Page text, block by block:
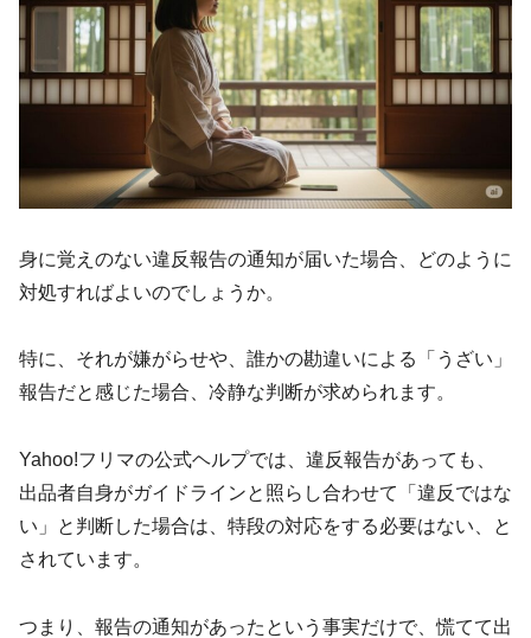
身に覚えのない違反報告の通知が届いた場合、どのように
対処すればよいのでしょうか。
特に、それが嫌がらせや、誰かの勘違いによる「うざい」
報告だと感じた場合、冷静な判断が求められます。
Yahoo!フリマの公式ヘルプでは、違反報告があっても、
出品者自身がガイドラインと照らし合わせて「違反ではな
い」と判断した場合は、特段の対応をする必要はない、と
されています。
つまり、報告の通知があったという事実だけで、慌てて出